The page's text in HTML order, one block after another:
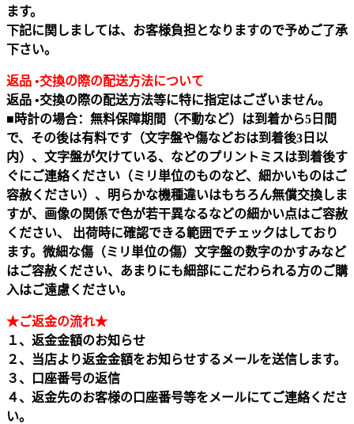
ます。
下記に関しましては、お客様負担となりますので予めご了承
下さい。
返品 •交換の際の配送方法について
返品 •交換の際の配送方法等に特に指定はございません。
■時計の場合：無料保障期間（不動など）は到着から5日間
で、その後は有料です（文字盤や傷などおは到着後3日以
内）、文字盤が欠けている、などのプリントミスは到着後す
ぐにご連絡ください（ミリ単位のものなど、細かいものはご
容赦ください）、明らかな機種違いはもちろん無償交換しま
すが、画像の関係で色が若干異なるなどの細かい点はご容赦
ください、 出荷時に確認できる範囲でチェックはしており
ます。微細な傷（ミリ単位の傷）文字盤の数字のかすみなど
はご容赦ください、あまりにも細部にこだわられる方のご購
入はご遠慮ください。
★ご返金の流れ★
１、返金金額のお知らせ
２、当店より返金金額をお知らせするメールを送信します。
３、口座番号の返信
４、返金先のお客様の口座番号等をメールにてご連絡くださ
い。